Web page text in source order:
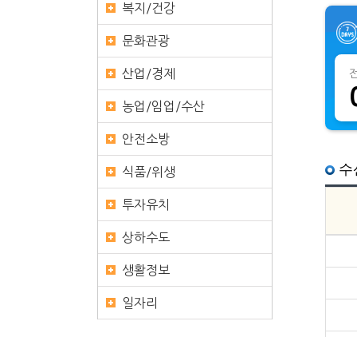
수
복지/건강
문화관광
산업/경제
농업/임업/수산
안전소방
식품/위생
투자유치
상하수도
생활정보
일자리